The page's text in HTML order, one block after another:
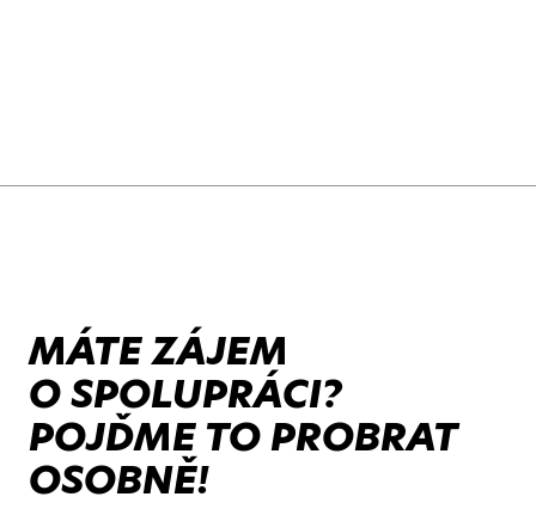
MÁTE ZÁJEM
O SPOLUPRÁCI?
POJĎME TO PROBRAT
OSOBNĚ!